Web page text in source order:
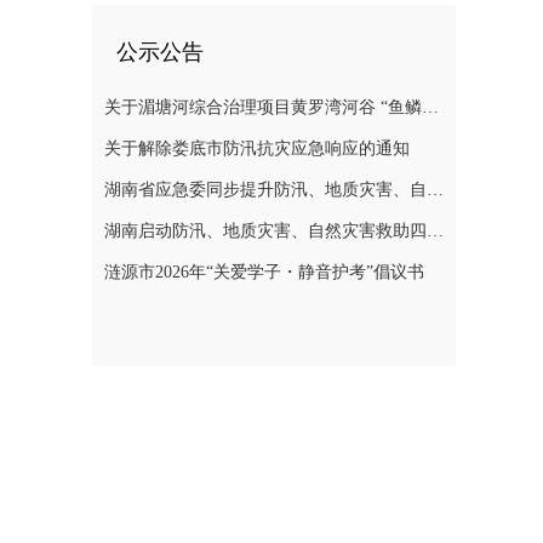
公示公告
关于湄塘河综合治理项目黄罗湾河谷 “鱼鳞坝”区域不对外开放的公告
关于解除娄底市防汛抗灾应急响应的通知
湖南省应急委同步提升防汛、地质灾害、自然灾害救助应急响应至三级
湖南启动防汛、地质灾害、自然灾害救助四级应急响应
涟源市2026年“关爱学子・静音护考”倡议书